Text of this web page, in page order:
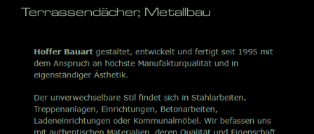
Terrassendächer, Metallbau